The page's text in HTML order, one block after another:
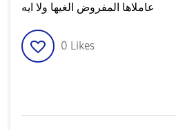
عاملاها المفروض الغيها ولا ايه
0 Likes